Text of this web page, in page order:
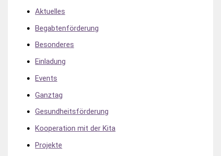
Aktuelles
Begabtenförderung
Besonderes
Einladung
Events
Ganztag
Gesundheitsförderung
Kooperation mit der Kita
Projekte